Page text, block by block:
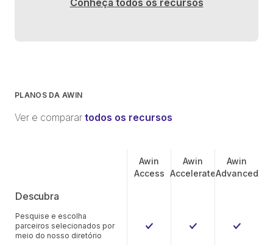
Conheça todos os recursos
PLANOS DA AWIN
Ver e comparar todos os recursos
Awin
Access
Awin
Accelerate
Awin
Advanced
Descubra
Pesquise e escolha
parceiros selecionados por
meio do nosso diretório